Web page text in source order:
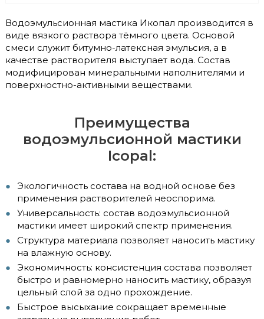
Водоэмульсионная мастика Икопал производится в
виде вязкого раствора тёмного цвета. Основой
смеси служит битумно-латексная эмульсия, а в
качестве растворителя выступает вода. Состав
модифицирован минеральными наполнителями и
поверхностно-активными веществами.
Преимущества
водоэмульсионной мастики
Icopal:
Экологичность состава на водной основе без
применения растворителей неоспорима.
Универсальность: состав водоэмульсионной
мастики имеет широкий спектр применения.
Структура материала позволяет наносить мастику
на влажную основу.
Экономичность: консистенция состава позволяет
быстро и равномерно наносить мастику, образуя
цельный слой за одно прохождение.
Быстрое высыхание сокращает временные